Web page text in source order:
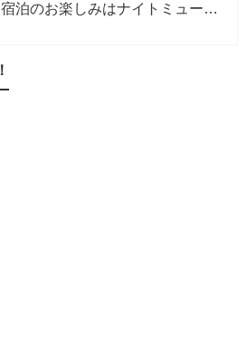
泊のお楽しみはナイトミュージ